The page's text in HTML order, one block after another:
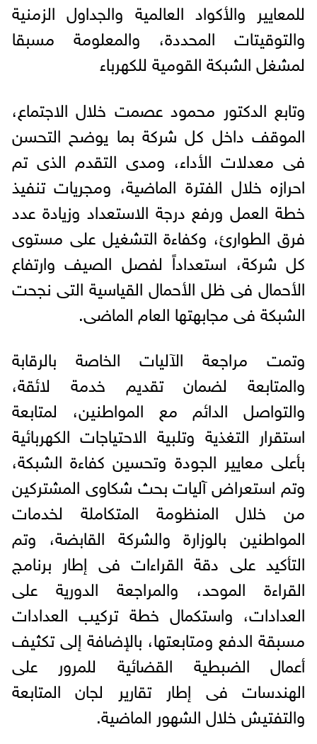
للمعايير والأكواد العالمية والجداول الزمنية
والتوقيتات المحددة، والمعلومة مسبقا
لمشغل الشبكة القومية للكهرباء
وتابع الدكتور محمود عصمت خلال الاجتماع،
الموقف داخل كل شركة بما يوضح التحسن
فى معدلات الأداء، ومدى التقدم الذى تم
احرازه خلال الفترة الماضية، ومجريات تنفيذ
خطة العمل ورفع درجة الاستعداد وزيادة عدد
فرق الطوارئ، وكفاءة التشغيل على مستوى
كل شركة، استعداداً لفصل الصيف وارتفاع
الأحمال فى ظل الأحمال القياسية التى نجحت
الشبكة فى مجابهتها العام الماضى.
وتمت مراجعة الآليات الخاصة بالرقابة
والمتابعة لضمان تقديم خدمة لائقة،
والتواصل الدائم مع المواطنين، لمتابعة
استقرار التغذية وتلبية الاحتياجات الكهربائية
بأعلى معايير الجودة وتحسين كفاءة الشبكة،
وتم استعراض آليات بحث شكاوى المشتركين
من خلال المنظومة المتكاملة لخدمات
المواطنين بالوزارة والشركة القابضة، وتم
التأكيد على دقة القراءات فى إطار برنامج
القراءة الموحد، والمراجعة الدورية على
العدادات، واستكمال خطة تركيب العدادات
مسبقة الدفع ومتابعتها، بالإضافة إلى تكثيف
أعمال الضبطية القضائية للمرور على
الهندسات فى إطار تقارير لجان المتابعة
والتفتيش خلال الشهور الماضية.